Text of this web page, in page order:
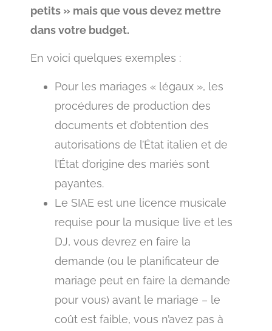
petits » mais que vous devez mettre
dans votre budget.
En voici quelques exemples :
Pour les mariages « légaux », les
procédures de production des
documents et d’obtention des
autorisations de l’État italien et de
l’État d’origine des mariés sont
payantes.
Le SIAE est une licence musicale
requise pour la musique live et les
DJ, vous devrez en faire la
demande (ou le planificateur de
mariage peut en faire la demande
pour vous) avant le mariage – le
coût est faible, vous n’avez pas à